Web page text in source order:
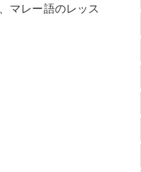
マレー語のレッス